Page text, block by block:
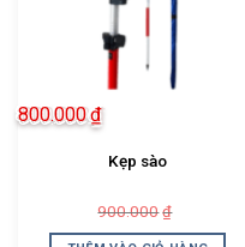
Kẹp sào
900.000 ₫
là:
800.000₫
tại